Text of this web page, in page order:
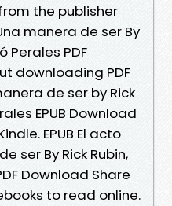
the publisher
manera de ser By
Perales PDF
downloading PDF
de ser by Rick
EPUB Download
EPUB El acto
ser By Rick Rubin,
Download Share
to read online.